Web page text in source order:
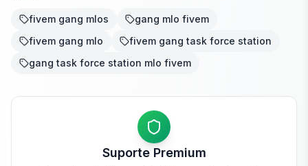
fivem gang mlos
gang mlo fivem
fivem gang mlo
fivem gang task force station
gang task force station mlo fivem
Suporte Premium